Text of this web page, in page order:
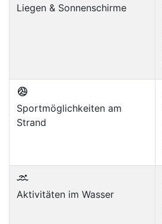
Liegen & Sonnenschirme
Sportmöglichkeiten am
Strand
Aktivitäten im Wasser